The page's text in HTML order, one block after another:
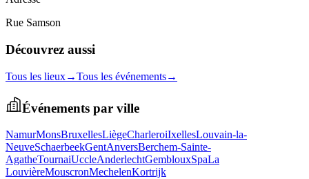
Rue Samson
Découvrez aussi
Tous les lieux→Tous les événements→
Événements par ville
NamurMonsBruxellesLiègeCharleroiIxellesLouvain-la-
NeuveSchaerbeekGentAnversBerchem-Sainte-
AgatheTournaiUccleAnderlechtGemblouxSpaLa
LouvièreMouscronMechelenKortrijk